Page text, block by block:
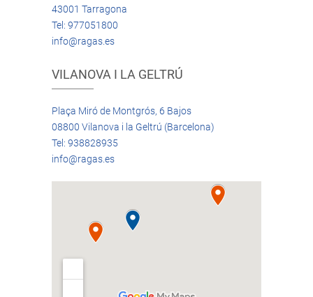
43001 Tarragona
Tel: 977051800
info@ragas.es
VILANOVA I LA GELTRÚ
Plaça Miró de Montgrós, 6 Bajos
08800 Vilanova i la Geltrú (Barcelona)
Tel: 938828935
info@ragas.es